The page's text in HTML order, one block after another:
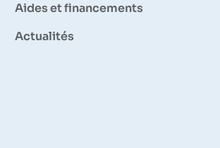
Aides et financements
Actualités